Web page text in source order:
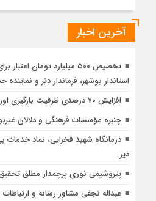
آخرین اخبار
تخصیص ۵۰۰ میلیارد تومان
استاندار بوشهر، فرماندار دیّر و
افزایش ۷۰ درصدی ظرفیت بارگیری اوره در پتروشیمی پردیس
چنبره مؤسسات فرهنگی و دلالان
درمانگاه شهید فخرایی، نماد
دیر
پتروشیمی نوری پرچمدار مطلق
عبداله نجفی مشاور رسانه و